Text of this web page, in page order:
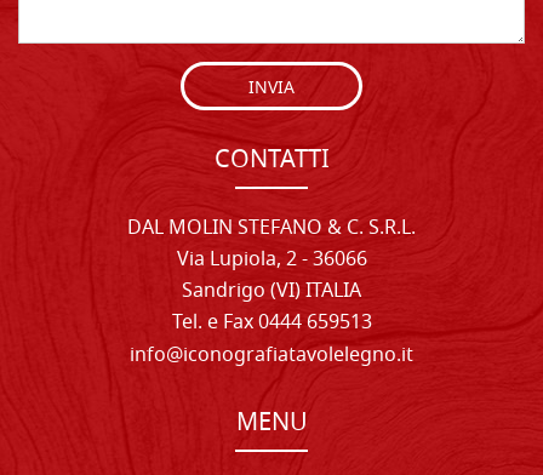
INVIA
CONTATTI
DAL MOLIN STEFANO & C. S.R.L.
Via Lupiola, 2 - 36066
Sandrigo (VI) ITALIA
Tel. e Fax 0444 659513
info@iconografiatavolelegno.it
MENU